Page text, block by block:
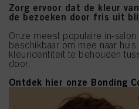
Zorg ervoor dat de kleur
de bezoeken door fris uit
Onze meest populaire in-
beschikbaar om mee naar
kleuridentiteit te behouden
door.
Ontdek hier onze Bonding